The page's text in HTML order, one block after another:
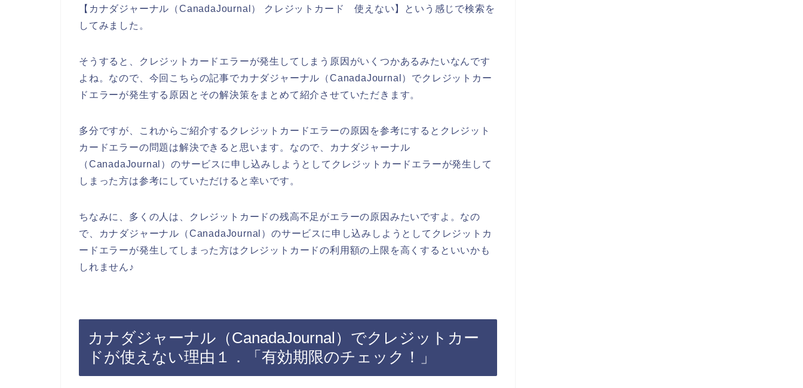
【カナダジャーナル（CanadaJournal） クレジットカード 使えない】という感じで検索を
してみました。
そうすると、クレジットカードエラーが発生してしまう原因がいくつかあるみたいなんです
よね。なので、今回こちらの記事でカナダジャーナル（CanadaJournal）でクレジットカー
ドエラーが発生する原因とその解決策をまとめて紹介させていただきます。
多分ですが、これからご紹介するクレジットカードエラーの原因を参考にするとクレジット
カードエラーの問題は解決できると思います。なので、カナダジャーナル
（CanadaJournal）のサービスに申し込みしようとしてクレジットカードエラーが発生して
しまった方は参考にしていただけると幸いです。
ちなみに、多くの人は、クレジットカードの残高不足がエラーの原因みたいですよ。なの
で、カナダジャーナル（CanadaJournal）のサービスに申し込みしようとしてクレジットカ
ードエラーが発生してしまった方はクレジットカードの利用額の上限を高くするといいかも
しれません♪
カナダジャーナル（CanadaJournal）でクレジットカー
ドが使えない理由１．「有効期限のチェック！」